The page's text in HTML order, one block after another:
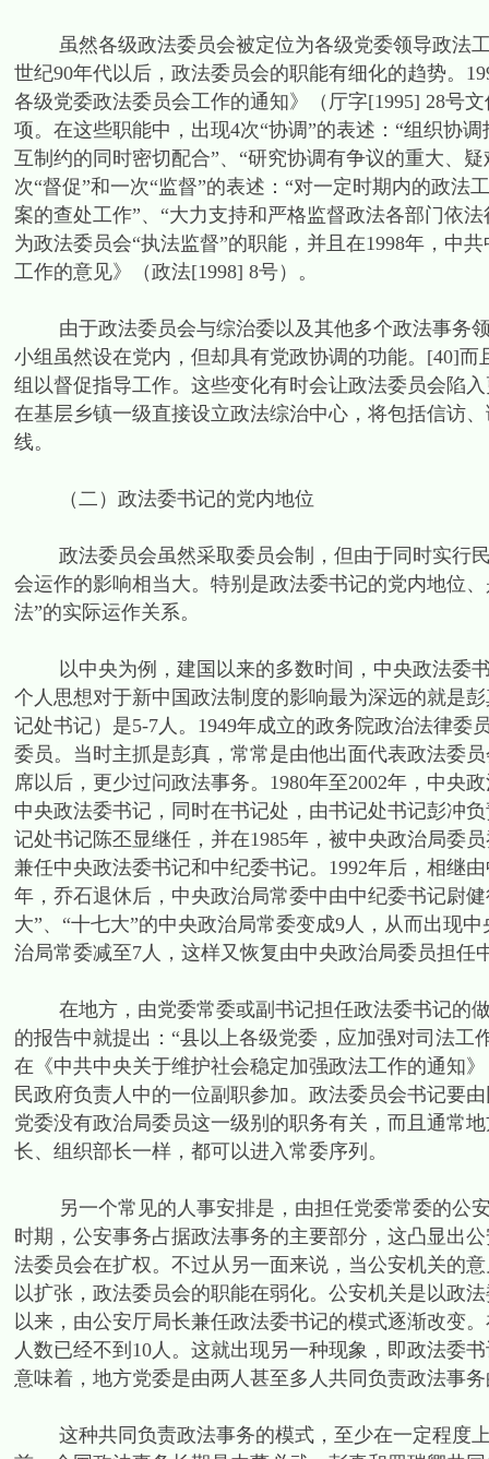
虽然各级政法委员会被定位为各级党委领导政法工
世纪90年代以后，政法委员会的职能有细化的趋势。
各级党委政法委员会工作的通知》（厅字[1995] 28号
项。在这些职能中，出现4次“协调”的表述：“组织协
互制约的同时密切配合”、“研究协调有争议的重大、
次“督促”和一次“监督”的表述：“对一定时期内的政
案的查处工作”、“大力支持和严格监督政法各部门依
为政法委员会“执法监督”的职能，并且在1998年，中
工作的意见》（政法[1998] 8号）。
由于政法委员会与综治委以及其他多个政法事务领
小组虽然设在党内，但却具有党政协调的功能。[40]
组以督促指导工作。这些变化有时会让政法委员会陷
在基层乡镇一级直接设立政法综治中心，将包括信访
线。
（二）政法委书记的党内地位
政法委员会虽然采取委员会制，但由于同时实行民
会运作的影响相当大。特别是政法委书记的党内地位
法”的实际运作关系。
以中央为例，建国以来的多数时间，中央政法委书
个人思想对于新中国政法制度的影响最为深远的就是
记处书记）是5-7人。1949年成立的政务院政治法律
委员。当时主抓是彭真，常常是由他出面代表政法委
席以后，更少过问政法事务。1980年至2002年，中央
中央政法委书记，同时在书记处，由书记处书记彭冲
记处书记陈丕显继任，并在1985年，被中央政治局委
兼任中央政法委书记和中纪委书记。1992年后，相继
年，乔石退休后，中央政治局常委中由中纪委书记尉
大”、“十七大”的中央政治局常委变成9人，从而出现
治局常委减至7人，这样又恢复由中央政治局委员担任
在地方，由党委常委或副书记担任政法委书记的做
的报告中就提出：“县以上各级党委，应加强对司法
在《中共中央关于维护社会稳定加强政法工作的通知
民政府负责人中的一位副职参加。政法委员会书记要
党委没有政治局委员这一级别的职务有关，而且通常
长、组织部长一样，都可以进入常委序列。
另一个常见的人事安排是，由担任党委常委的公安
时期，公安事务占据政法事务的主要部分，这凸显出
法委员会在扩权。不过从另一面来说，当公安机关的
以扩张，政法委员会的职能在弱化。公安机关是以政
以来，由公安厅局长兼任政法委书记的模式逐渐改变
人数已经不到10人。这就出现另一种现象，即政法委
意味着，地方党委是由两人甚至多人共同负责政法事
这种共同负责政法事务的模式，至少在一定程度上